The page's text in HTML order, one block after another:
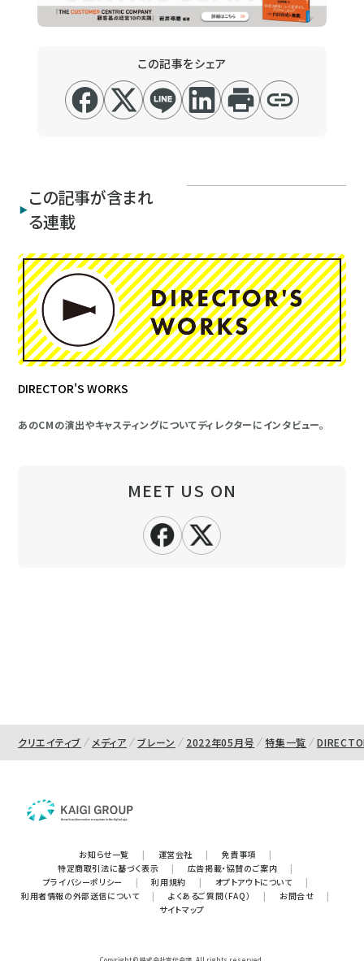
この記事をシェア
この記事が含まれ
る連載
DIRECTOR'S WORKS
あのCMの演出やキャスティングについてディレクターにインタビュー。
MEET US ON
クリエイティブ メディア ブレーン 2022年05月号 特集一覧
お知らせ一覧 | 運営会社 | 免責事項
|
特定商取引法に基づく表示
| 広告掲載・協賛のご案内
|
プライバシーポリシー
| 利用規約 | オプトアウトについて
|
利用者情報の外部送信について
| よくあるご質問（FAQ） | お問合せ
|
サイトマップ